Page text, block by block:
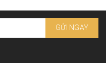
GỬI NGAY